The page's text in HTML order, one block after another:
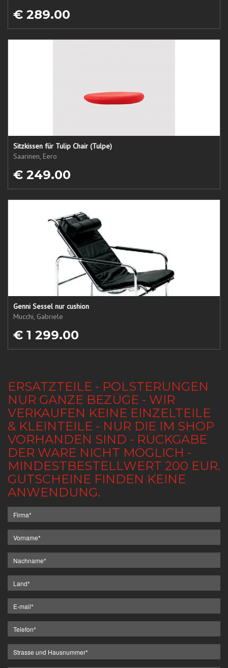
€ 289.00
Sitzkissen für Tulip Chair (Tulpe)
Saarinen, Eero
€ 249.00
Genni Sessel nur cushion
Mucchi, Gabriele
€ 1 299.00
ERSATZTEILE - POLSTERUNGEN
NUR GANZE BEZÜGE - WIR
VERKAUFEN KEINE EINZELTEILE
& KLEINTEILE - NUR DIE IM SHOP
VORHANDEN SIND - RÜCKGABE
DER WARE NICHT MÖGLICH -
MINDESTBESTELLWERT 200 EUR.
GUTSCHEINE FINDEN KEINE
ANWENDUNG.